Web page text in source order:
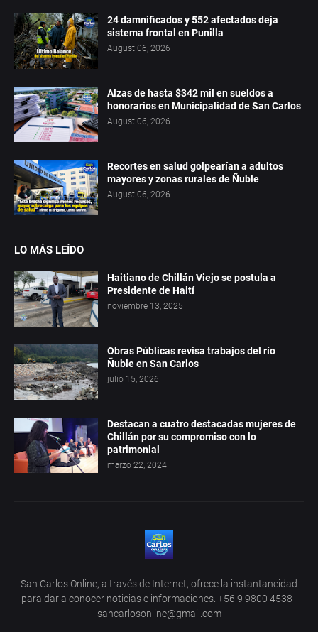
24 damnificados y 552 afectados deja
sistema frontal en Punilla
August 06, 2026
Alzas de hasta $342 mil en sueldos a
honorarios en Municipalidad de San Carlos
August 06, 2026
Recortes en salud golpearían a adultos
mayores y zonas rurales de Ñuble
August 06, 2026
LO MÁS LEÍDO
Haitiano de Chillán Viejo se postula a
Presidente de Haití
noviembre 13, 2025
Obras Públicas revisa trabajos del río
Ñuble en San Carlos
julio 15, 2026
Destacan a cuatro destacadas mujeres de
Chillán por su compromiso con lo
patrimonial
marzo 22, 2024
San Carlos Online, a través de Internet, ofrece la instantaneidad
para dar a conocer noticias e informaciones. +56 9 9800 4538 -
sancarlosonline@gmail.com